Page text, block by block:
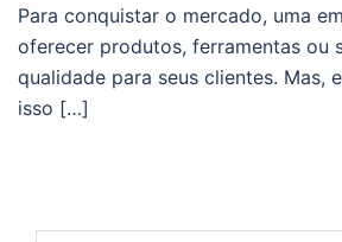
Para conquistar o mercado, uma
oferecer produtos, ferramentas ou
qualidade para seus clientes. Mas,
isso […]